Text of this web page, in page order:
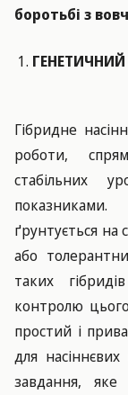
боротьбі з
Гібридне
роботи,
стабільних
ґрунтується на
або
таких
контролю
простий і
для
завдання, яке